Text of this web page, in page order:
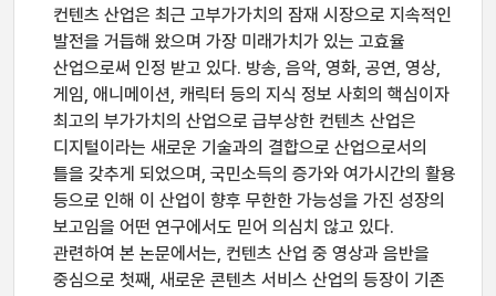
컨텐츠 산업은 최근 고부가가치의 잠재 시장으로 지속적인
발전을 거듭해 왔으며 가장 미래가치가 있는 고효율
산업으로써 인정 받고 있다. 방송, 음악, 영화, 공연, 영상,
게임, 애니메이션, 캐릭터 등의 지식 정보 사회의 핵심이자
최고의 부가가치의 산업으로 급부상한 컨텐츠 산업은
디지털이라는 새로운 기술과의 결합으로 산업으로서의
틀을 갖추게 되었으며, 국민소득의 증가와 여가시간의 활용
등으로 인해 이 산업이 향후 무한한 가능성을 가진 성장의
보고임을 어떤 연구에서도 믿어 의심치 않고 있다.
관련하여 본 논문에서는, 컨텐츠 산업 중 영상과 음반을
중심으로 첫째, 새로운 콘텐츠 서비스 산업의 등장이 기존